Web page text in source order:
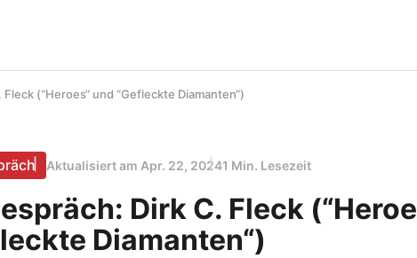
(“Heroes“ und “Gefleckte Diamanten“)
Aktualisiert am Apr. 22, 20241 Min. Lesezeit
Dirk C. Fleck
Diamanten“)